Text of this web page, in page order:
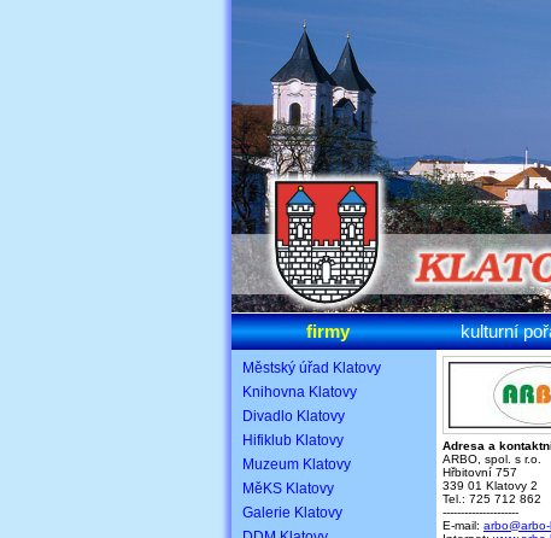
firmy kulturní
Městský úřad Klatovy
Knihovna Klatovy
Divadlo Klatovy
Hifiklub Klatovy
Muzeum Klatovy
MěKS Klatovy
Galerie Klatovy
Adresa a
ARBO, spol. s r.o.
Hřbitovní 757
339 01 Klatovy 2
Tel.: 725 712 862
---------------------
E-mail: